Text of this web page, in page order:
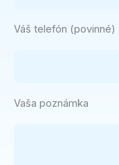
Váš telefón (povinné)
Vaša poznámka